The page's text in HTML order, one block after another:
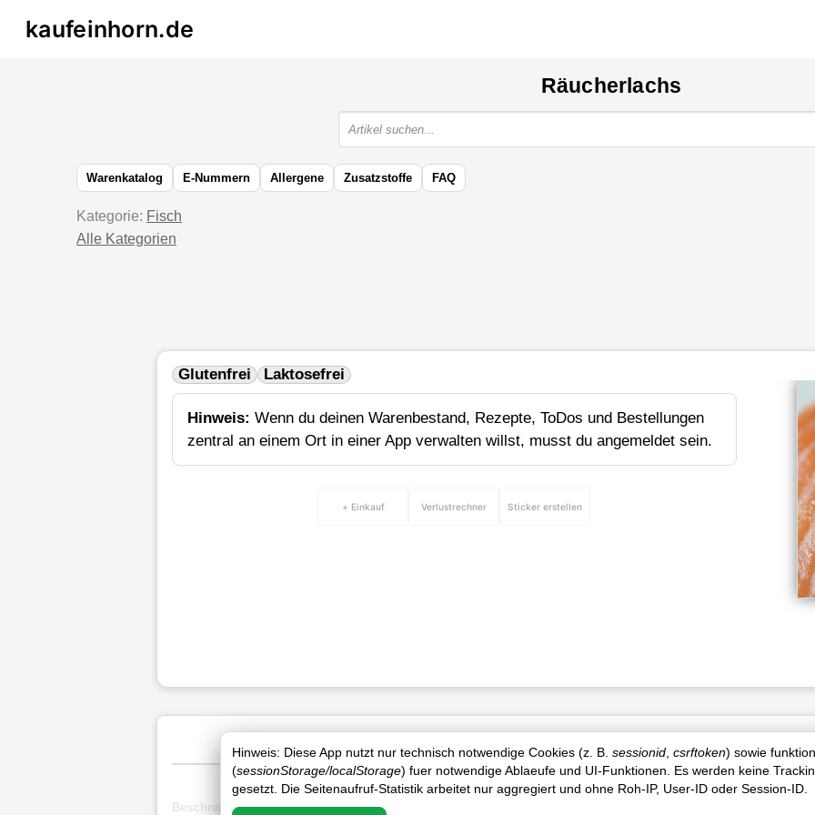
kaufeinhorn.de
Hinweis: Diese App nutzt nur technisch notwendige Cookies (z. B. sessionid csrftoken) sowie
(sessionStorage/localStorage) fuer notwendige Ablaeufe und UI-Funktionen. Es werden keine
gesetzt. Die Seitenaufruf-Statistik arbeitet nur aggregiert und ohne Roh-IP, User-ID oder Session-ID.
Räucherlachs
Warenkatalog E-Nummern Allergene Zusatzstoffe FAQ
Kategorie: Fisch
Alle Kategorien
Glutenfrei Laktosefrei
Hinweis: Wenn du deinen Warenbestand, Rezepte, ToDos und Bestellungen
zentral an einem Ort in einer App verwalten willst, musst du angemeldet sein.
+ Einkauf Verlustrechner Sticker erstellen
Beschreibung